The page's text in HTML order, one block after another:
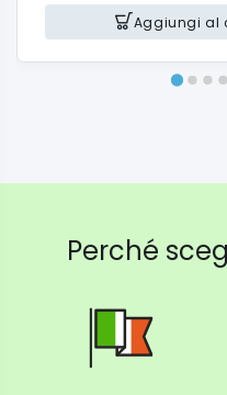
Aggiungi al
Perché